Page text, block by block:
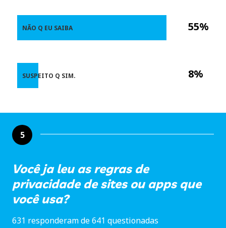
55%
8%
NÃO Q EU SAIBA
SUSPEITO Q SIM.
5
Você ja leu as regras de
privacidade de sites ou apps que
você usa?
631 responderam de 641 questionadas